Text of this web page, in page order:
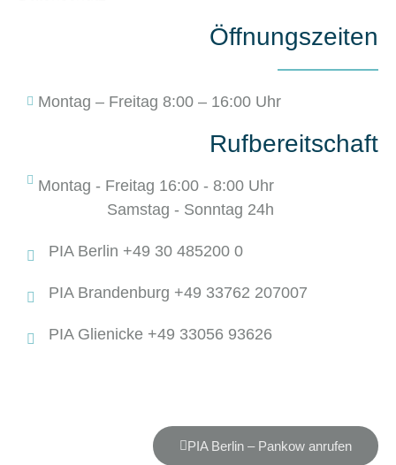
Öffnungszeiten
Montag – Freitag 8:00 – 16:00 Uhr
Rufbereitschaft
Montag - Freitag 16:00 - 8:00 Uhr
Samstag - Sonntag 24h
PIA Berlin +49 30 485200 0
PIA Brandenburg +49 33762 207007
PIA Glienicke +49 33056 93626
PIA Berlin – Pankow anrufen